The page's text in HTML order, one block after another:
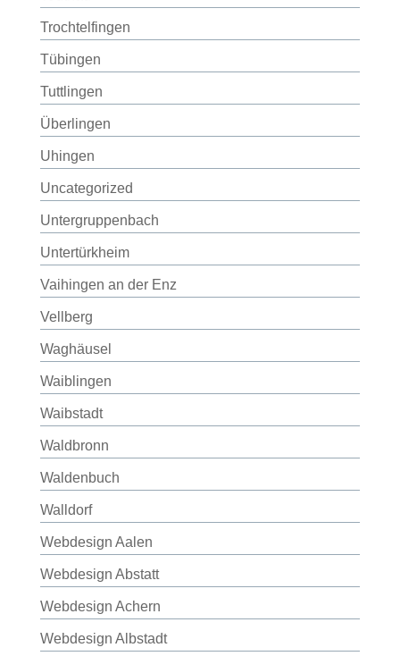
Trochtelfingen
Tübingen
Tuttlingen
Überlingen
Uhingen
Uncategorized
Untergruppenbach
Untertürkheim
Vaihingen an der Enz
Vellberg
Waghäusel
Waiblingen
Waibstadt
Waldbronn
Waldenbuch
Walldorf
Webdesign Aalen
Webdesign Abstatt
Webdesign Achern
Webdesign Albstadt